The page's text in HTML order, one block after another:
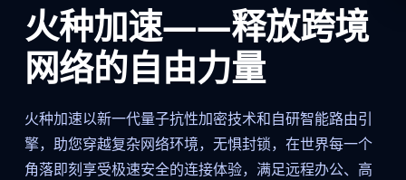
火种加速——释放跨境
网络的自由力量
火种加速以新一代量子抗性加密技术和自研智能路由引
擎，助您穿越复杂网络环境，无惧封锁，在世界每一个
角落即刻享受极速安全的连接体验，满足远程办公、高